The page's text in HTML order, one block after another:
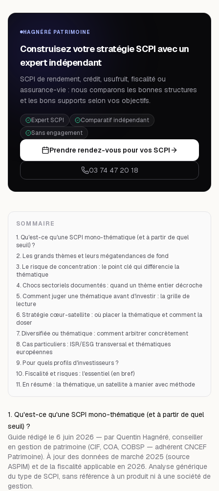
HAGNÉRÉ PATRIMOINE
Construisez votre stratégie SCPI avec un
expert indépendant
SCPI de rendement, crédit, usufruit, fiscalité ou
assurance-vie : nous comparons les bonnes structures
et les bons supports selon vos objectifs.
Expert SCPI
Comparatif indépendant
Sans engagement
Prendre rendez-vous pour vos SCPI
03 74 47 20 18
SOMMAIRE
1. Qu'est-ce qu'une SCPI mono-thématique (et à partir de quel
seuil) ?
2. Les grands thèmes et leurs mégatendances de fond
3. Le risque de concentration : le point clé qui différencie la
thématique
4. Chocs sectoriels documentés : quand un thème entier décroche
5. Comment juger une thématique avant d'investir : la grille de
lecture
6. Stratégie cœur-satellite : où placer la thématique et comment la
doser
7. Diversifiée ou thématique : comment arbitrer concrètement
8. Cas particuliers : ISR/ESG transversal et thématiques
européennes
9. Pour quels profils d'investisseurs ?
10. Fiscalité et risques : l'essentiel (en bref)
11. En résumé : la thématique, un satellite à manier avec méthode
1. Qu'est-ce qu'une SCPI mono-thématique (et à partir de quel
seuil) ?
Guide rédigé le 6 juin 2026 — par Quentin Hagnéré, conseiller
en gestion de patrimoine (CIF, COA, COBSP — adhérent CNCEF
Patrimoine). À jour des données de marché 2025 (source
ASPIM) et de la fiscalité applicable en 2026. Analyse générique
du type de SCPI, sans référence à un produit ni à une société de
gestion.